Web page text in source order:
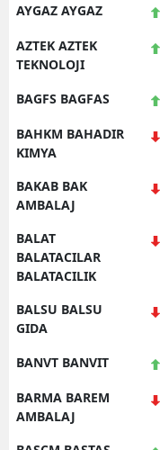
AYGAZ AYGAZ
AZTEK AZTEK
TEKNOLOJI
BAGFS BAGFAS
BAHKM BAHADIR
KIMYA
BAKAB BAK
AMBALAJ
BALAT
BALATACILAR
BALATACILIK
BALSU BALSU
GIDA
BANVT BANVIT
BARMA BAREM
AMBALAJ